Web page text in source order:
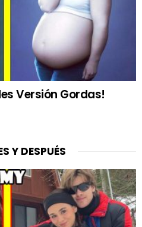
Versión Gordas!
Y DESPUÉS